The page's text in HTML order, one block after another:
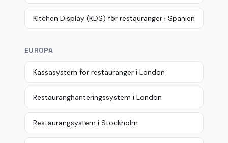
Kitchen Display (KDS) för restauranger i Spanien
EUROPA
Kassasystem för restauranger i London
Restauranghanteringssystem i London
Restaurangsystem i Stockholm